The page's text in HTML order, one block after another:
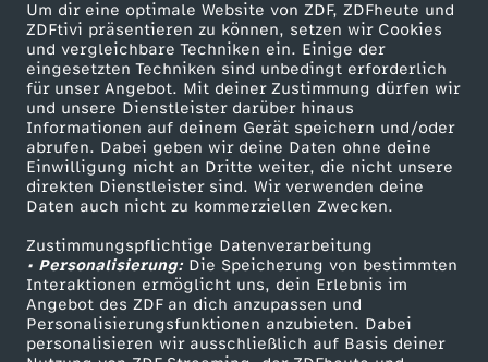
Um dir eine optimale Website von ZDF, ZDFheute und
ZDFtivi präsentieren zu können, setzen wir Cookies
und vergleichbare Techniken ein. Einige der
eingesetzten Techniken sind unbedingt erforderlich
für unser Angebot. Mit deiner Zustimmung dürfen wir
und unsere Dienstleister darüber hinaus
Informationen auf deinem Gerät speichern und/oder
abrufen. Dabei geben wir deine Daten ohne deine
Einwilligung nicht an Dritte weiter, die nicht unsere
direkten Dienstleister sind. Wir verwenden deine
Daten auch nicht zu kommerziellen Zwecken.
Zustimmungspflichtige Datenverarbeitung
• Personalisierung:Die Speicherung von bestimmten
Interaktionen ermöglicht uns, dein Erlebnis im
Angebot des ZDF an dich anzupassen und
Personalisierungsfunktionen anzubieten. Dabei
personalisieren wir ausschließlich auf Basis deiner
c
h
l
a
n
d
s
Mehr ZDF
ZDF-Apps
Smart TV
ZDFtext
Livestreams
Sendungen A-Z
TV-Programm
Service
ZDFmitreden
Kontakt zum ZDF
Tickets
Zuschauerservice
Hilfe